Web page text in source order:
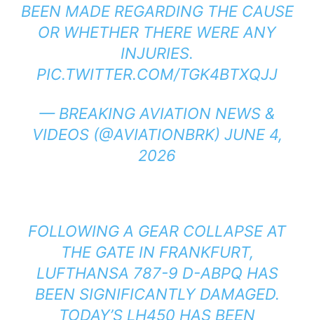
BEEN MADE REGARDING THE CAUSE
OR WHETHER THERE WERE ANY
INJURIES.
PIC.TWITTER.COM/TGK4BTXQJJ
— BREAKING AVIATION NEWS &
VIDEOS (@AVIATIONBRK) JUNE 4,
2026
FOLLOWING A GEAR COLLAPSE AT
THE GATE IN FRANKFURT,
LUFTHANSA 787-9 D-ABPQ HAS
BEEN SIGNIFICANTLY DAMAGED.
TODAY’S LH450 HAS BEEN